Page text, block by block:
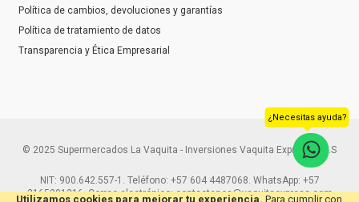
Utilizamos cookies para mejorar tu experiencia. Para cumplir con
Política de cambios, devoluciones y garantías
Política de tratamiento de datos
Transparencia y Ética Empresarial
© 2025 Supermercados La Vaquita - Inversiones Vaquita Express S.A.S
NIT: 900.642.557-1. Teléfono: +57 604 4487068. WhatsApp: +57
3165291216. Correo electrónico: contactenos@vaquitaexpress.com
¿Necesitas ayuda?